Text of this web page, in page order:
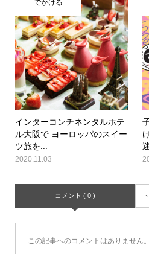
でかける
インターコンチネンタルホテ
ル大阪で ヨーロッパのスイー
ツ旅を...
2020.11.03
コメント ( 0 )
この記事へのコメントはありません。